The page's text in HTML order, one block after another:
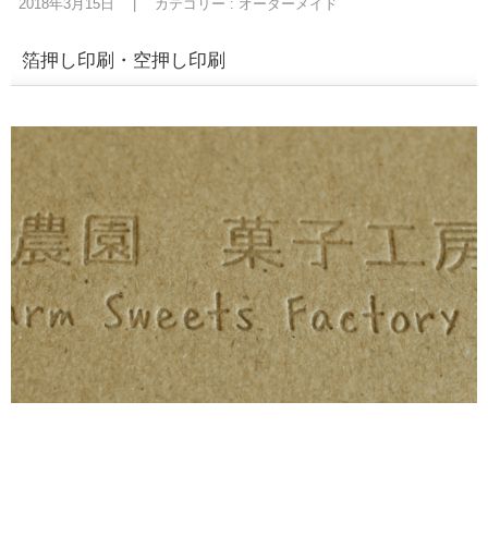
2018年3月15日 カテゴリー : オーダーメイド
箔押し印刷・空押し印刷